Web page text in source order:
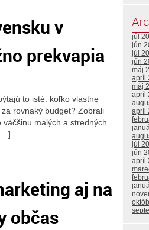
v
prekvapia
to isté: koľko vlastne
rovnaký budget? Zobrali
malých a stredných
aj na
občas
júl
jún
júl
jún
máj
apríl
máj
apríl
apríl
júl
jún
apríl